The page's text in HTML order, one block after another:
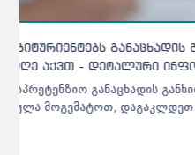
საბაკალავრო და
მისაღები ადგილები
მინისტრი
სექტემბრიდან აგრარული